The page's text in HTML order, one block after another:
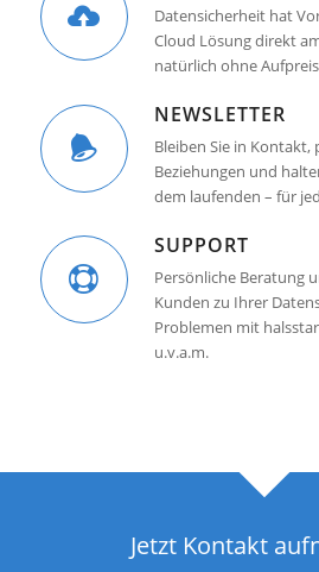
Datensicherheit hat
Cloud Lösung direkt
natürlich ohne
NEWSLETTER
Bleiben Sie in Kontakt,
Beziehungen und
dem laufenden – für
SUPPORT
Persönliche Beratung
Kunden zu Ihrer
Problemen mit
u.v.a.m.
Jetzt Kontakt